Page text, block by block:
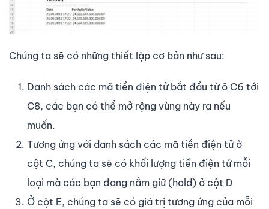
Chúng ta sẽ có những thiết lập cơ bản như sau:
Danh sách các mã tiền điện tử bắt đầu từ ô C6 tới
C8, các bạn có thể mở rộng vùng này ra nếu
muốn.
Tương ứng với danh sách các mã tiền điện tử ở
cột C, chúng ta sẽ có khối lượng tiền điện tử mỗi
loại mà các bạn đang nắm giữ (hold) ở cột D
Ở cột E, chúng ta sẽ có giá trị tương ứng của mỗi